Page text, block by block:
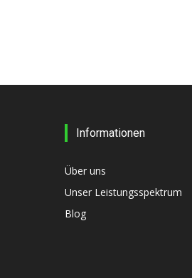
Informationen
Über uns
Unser Leistungsspektrum
Blog